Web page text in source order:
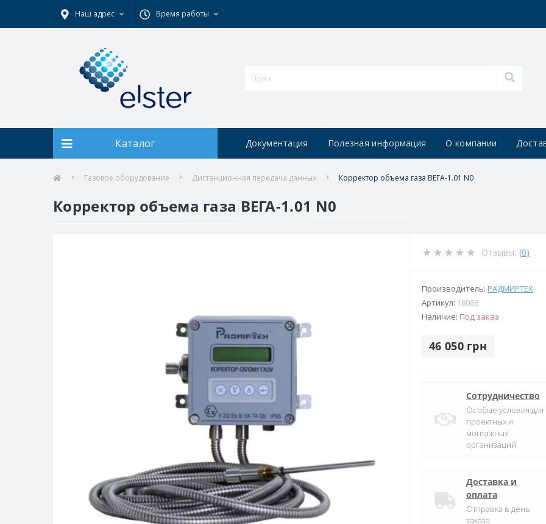
Наш адрес Время работы
Каталог Документация Полезная информация О компании
Газовое оборудование Дистанционная передача данных Корректор объема газа ВЕГА-1.01 N0
Корректор объема газа ВЕГА-1.01 N0
Отзывы: (0)
Производитель: РАДМИРТЕХ
Артикул: 18068
Наличие: Под заказ
46 050 грн
Сотрудничество
Особые условия для
проектных и
монтажных
организаций
Доставка и
оплата
Отправка в день
заказа